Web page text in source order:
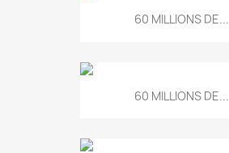
60 MILLIONS DE...
60 MILLIONS DE...